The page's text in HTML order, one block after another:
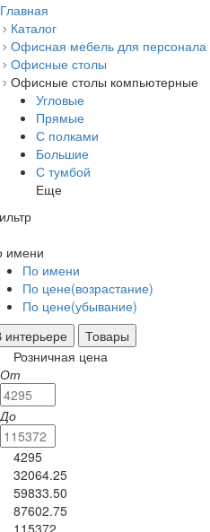
Главная
Каталог
Офисная мебель для персонала
Офисные столы
Офисные столы компьютерные
Угловые
Прямые
С полками
Большие
С тумбой
Еще
имени
По имени
По цене(возрастание)
По цене(убывание)
интерьере
Товары
Розничная цена
От
До
4295
32064.25
59833.50
87602.75